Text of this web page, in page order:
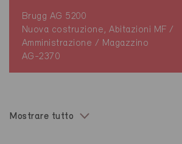
Brugg AG 5200
Nuova costruzione, Abitazioni MF /
Amministrazione / Magazzino
AG-2370
Mostrare tutto